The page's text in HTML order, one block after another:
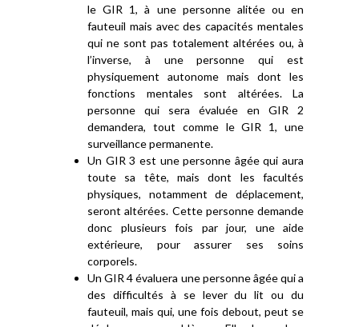
le GIR 1, à une personne alitée ou en
fauteuil mais avec des capacités mentales
qui ne sont pas totalement altérées ou, à
l’inverse, à une personne qui est
physiquement autonome mais dont les
fonctions mentales sont altérées. La
personne qui sera évaluée en GIR 2
demandera, tout comme le GIR 1, une
surveillance permanente.
Un GIR 3 est une personne âgée qui aura
toute sa tête, mais dont les facultés
physiques, notamment de déplacement,
seront altérées. Cette personne demande
donc plusieurs fois par jour, une aide
extérieure, pour assurer ses soins
corporels.
Un GIR 4 évaluera une personne âgée qui a
des difficultés à se lever du lit ou du
fauteuil, mais qui, une fois debout, peut se